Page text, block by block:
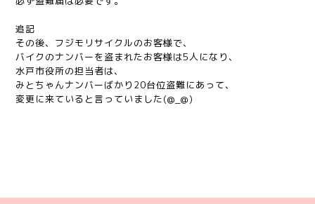
追記
その後、フジモリサイクルのお客様で、
バイクのナンバーを盗まれたお客様は5人になり、
水戸市役所の担当者は、
みとちゃんナンバーばかり20台位盗難にあって、
変更に来ていると言っていました(@_@)